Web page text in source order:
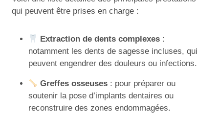
qui peuvent être prises en charge :
Extraction de dents complexes :
notamment les dents de sagesse incluses, qui
peuvent engendrer des douleurs ou infections.
Greffes osseuses : pour préparer ou
soutenir la pose d’implants dentaires ou
reconstruire des zones endommagées.